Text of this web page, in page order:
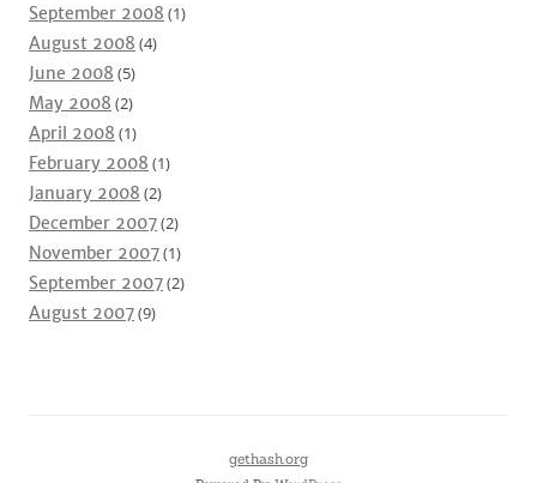
September 2008 (1)
August 2008 (4)
June 2008 (5)
May 2008 (2)
April 2008 (1)
February 2008 (1)
January 2008 (2)
December 2007(2)
November 2007(1)
September 2007(2)
August 2007(9)
gethash.org